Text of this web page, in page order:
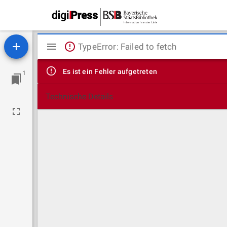
1
Mirador
Viewer
TypeError: Failed to fetch
Es ist ein Fehler aufgetreten
Technische Details